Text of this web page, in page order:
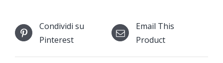
Condividi su
Pinterest
Email This
Product